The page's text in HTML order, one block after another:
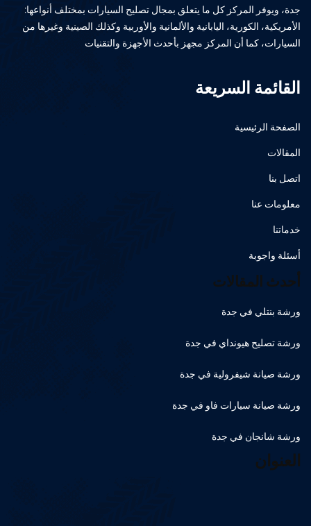
جدة، ويوفر المركز كل ما يتعلق بمجال تصليح السيارات بمختلف أنواعها:
الأمريكية، الكورية، اليابانية والألمانية والأوربية وكذلك الصينية وغيرها من
السيارات، كما أن المركز مجهز بأحدث الأجهزة والتقنيات
القائمة السريعة
الصفحة الرئيسية
المقالات
اتصل بنا
معلومات عنا
خدماتنا
أسئلة واجوبة
أحدث المقالات
ورشة بنتلي في جدة
ورشة تصليح هيونداي في جدة
ورشة صيانة شيفرولية في جدة
ورشة صيانة سيارات فاو في جدة
ورشة شانجان في جدة
العنوان